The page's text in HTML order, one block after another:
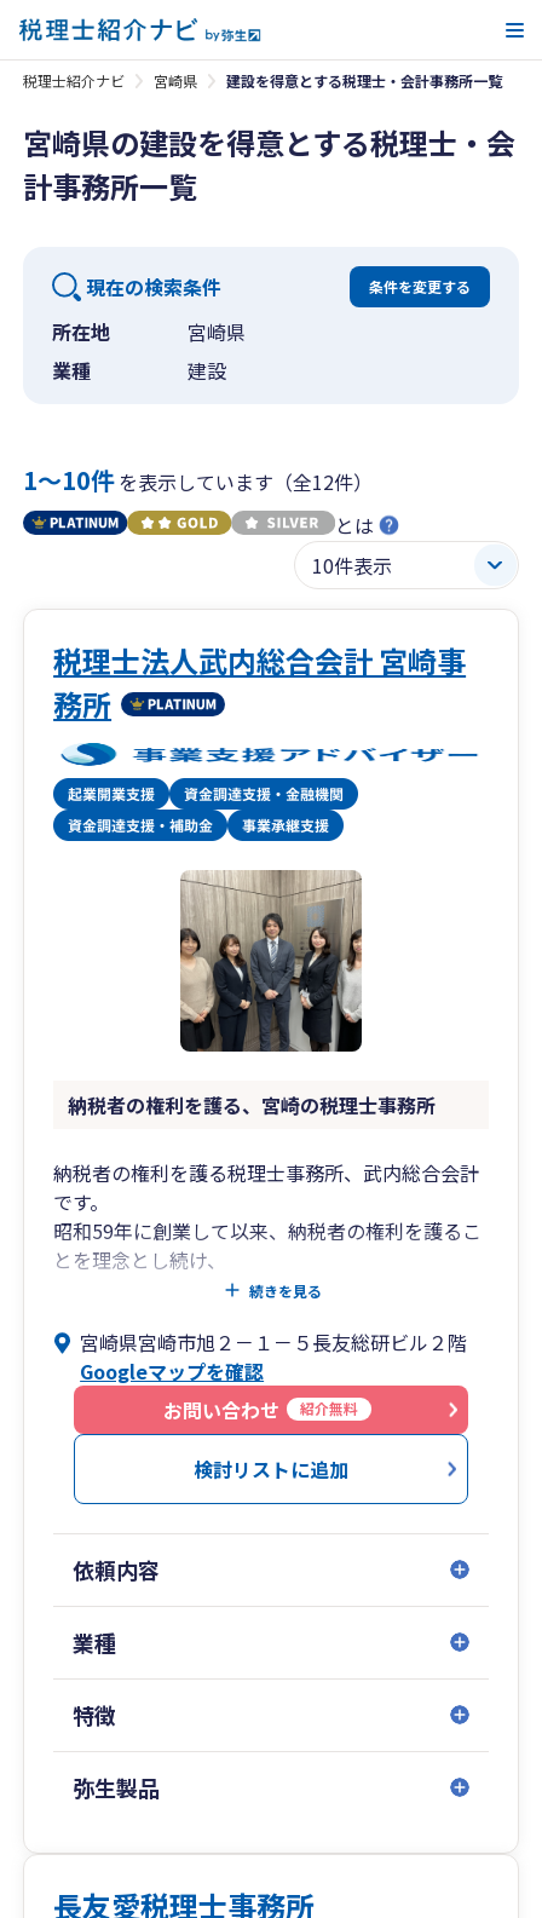
税理士紹介ナビ 宮崎県 建設を得意とする税理士・会計事務所一覧
宮崎県の建設を得意とする税理士・会
計事務所一覧
現在の検索条件 条件を変更する
所在地
宮崎県
業種
建設
1〜10件を表示しています（全12件）
とは
税理士法人武内総合会計 宮崎事
務所
納税者の権利を護る、宮崎の税理士事務所
納税者の権利を護る税理士事務所、武内総合会計
です。
昭和59年に創業して以来、納税者の権利を護るこ
とを理念とし続け、
多くのクライアント様にご愛顧いただいていま
◎税理士法人武内総合会計
■税務・会計業務・申告書作成など、幅広くサ
ポート
・コンプライアンスサービス
（各税目の申告書作成）
・金融支援
◎TTSコンサルティング株式会社
・企業組織再編コンサルティング
・株式・営業権・企業評価コンサルティング
・クラウド会計導入運用支援サービス
続きを見る
宮崎県宮崎市旭２－１－５長友総研ビル２階
Googleマップを確認
お問い合わせ
紹介無料
検討リストに追加
依頼内容
業種
特徴
弥生製品
長友愛税理士事務所